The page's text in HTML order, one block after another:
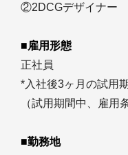
②2DCGデザイナー
■雇用形態
正社員
*入社後3ヶ月の試用
（試用期間中、雇用
■勤務地